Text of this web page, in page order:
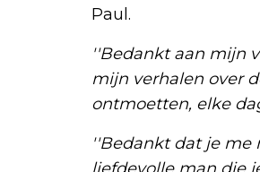
Paul.
''Bedankt aan mijn
mijn verhalen over
ontmoetten, elke
''Bedankt dat je me